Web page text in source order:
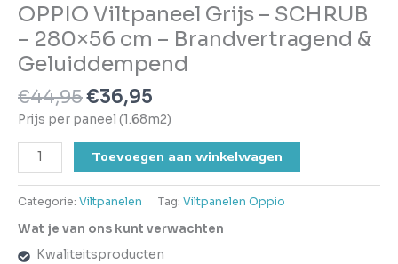
OPPIO Viltpaneel Grijs – SCHRUB
– 280×56 cm – Brandvertragend &
Geluiddempend
€44,95€36,95
Prijs per paneel (1.68m2)
Toevoegen aan winkelwagen
Categorie: Viltpanelen Tag: Viltpanelen Oppio
Wat je van ons kunt verwachten
Kwaliteitsproducten